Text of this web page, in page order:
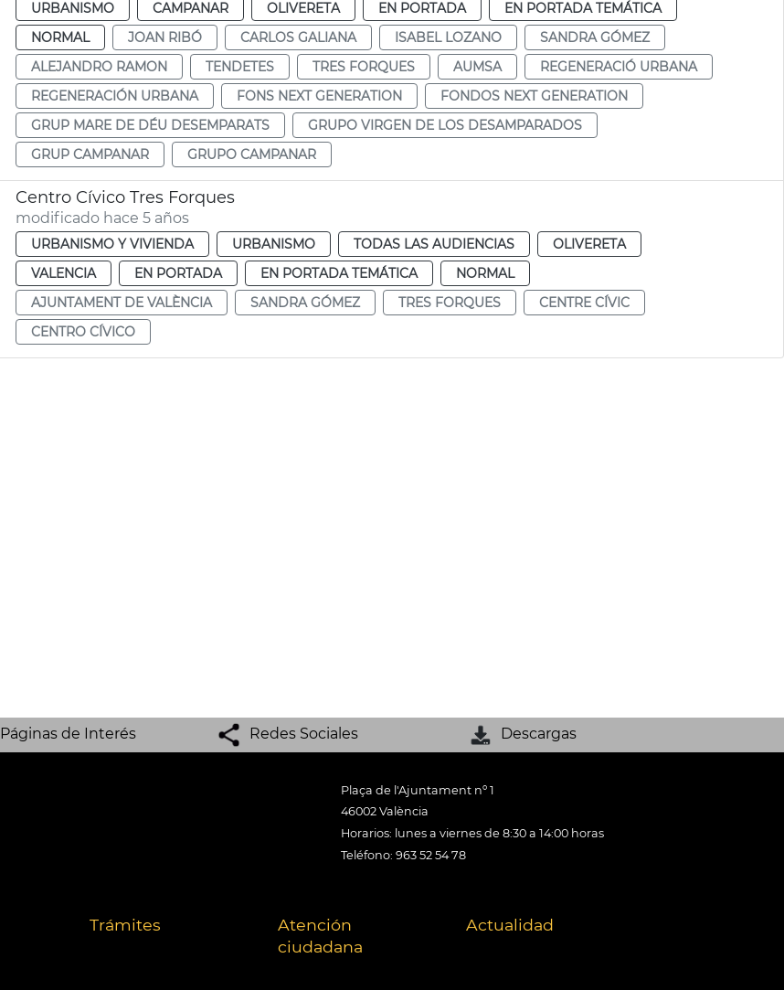
URBANISMO
CAMPANAR OLIVERETA EN PORTADA
EN PORTADA TEMÁTICA
NORMAL
JOAN RIBÓ CARLOS GALIANA ISABEL LOZANO
SANDRA GÓMEZ
ALEJANDRO RAMON
TENDETES TRES FORQUES AUMSA
REGENERACIÓ URBANA
REGENERACIÓN URBANA
FONS NEXT GENERATION
FONDOS NEXT GENERATION
GRUP MARE DE DÉU DESEMPARATS
GRUPO VIRGEN DE LOS DESAMPARADOS
GRUP CAMPANAR
GRUPO CAMPANAR
Centro Cívico Tres Forques
modificado hace 5 años
URBANISMO Y VIVIENDA URBANISMO TODAS LAS AUDIENCIAS
OLIVERETA
VALENCIA
EN PORTADA EN PORTADA TEMÁTICA
NORMAL
AJUNTAMENT DE VALÈNCIA
SANDRA GÓMEZ TRES FORQUES
CENTRE CÍVIC
CENTRO CÍVICO
Páginas de Interés Redes Sociales Descargas
Plaça de l'Ajuntament nº 1
46002 València
Horarios: lunes a viernes de 8:30 a 14:00 horas
Teléfono: 963 52 54 78
Trámites
Atención
ciudadana
Actualidad